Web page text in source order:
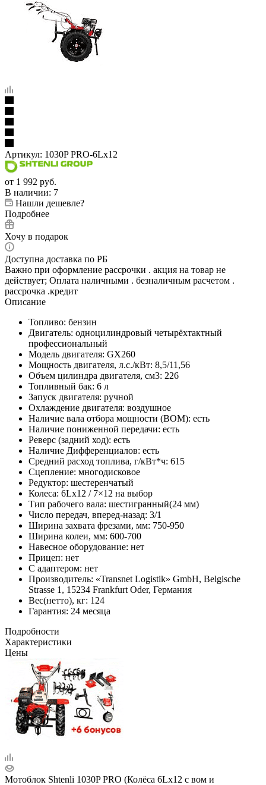
Артикул: 1030P PRO-6Lх12
от 1 992 руб.
В наличии: 7
Нашли дешевле?
Подробнее
Хочу в подарок
Доступна доставка по РБ
Важно при оформление рассрочки . акция на товар не
действует; Оплата наличными . безналичным расчетом .
рассрочка .кредит
Описание
Топливо: бензин
Двигатель: одноцилиндровый четырёхтактный
профессиональный
Модель двигателя: GX260
Мощность двигателя, л.с./кВт: 8,5/11,56
Объем цилиндра двигателя, см3: 226
Топливный бак: 6 л
Запуск двигателя: ручной
Охлаждение двигателя: воздушное
Наличие вала отбора мощности (ВОМ): есть
Наличие пониженной передачи: есть
Реверс (задний ход): есть
Наличие Дифференциалов: есть
Средний расход топлива, г/кВт*ч: 615
Сцепление: многодисковое
Редуктор: шестеренчатый
Колеса: 6Lх12 / 7×12 на выбор
Тип рабочего вала: шестигранный(24 мм)
Число передач, вперед-назад: 3/1
Ширина захвата фрезами, мм: 750-950
Ширина колеи, мм: 600-700
Навесное оборудование: нет
Прицеп: нет
С адаптером: нет
Производитель: «Transnet Logistik» GmbH, Belgische
Strasse 1, 15234 Frankfurt Oder, Германия
Вес(нетто), кг: 124
Гарантия: 24 месяца
Подробности
Характеристики
Цены
Мотоблок Shtenli 1030P PRO (Колёса 6Lх12 с вом и